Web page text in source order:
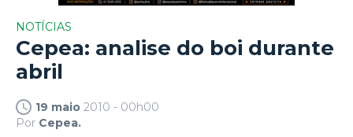
NOTÍCIAS
Cepea: analise do boi durante
abril
19 maio 2010 - 00h00
Por Cepea.